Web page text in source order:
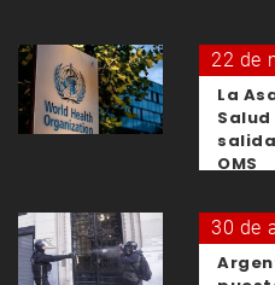
22 de
La
OMS
30 de